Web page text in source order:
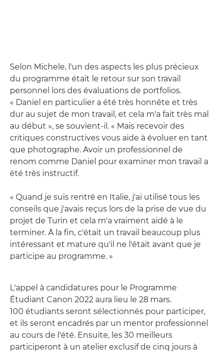
Selon Michele, l'un des aspects les plus précieux
du programme était le retour sur son travail
personnel lors des évaluations de portfolios.
« Daniel en particulier a été très honnête et très
dur au sujet de mon travail, et cela m'a fait très mal
au début », se souvient-il. « Mais recevoir des
critiques constructives vous aide à évoluer en tant
que photographe. Avoir un professionnel de
renom comme Daniel pour examiner mon travail a
été très instructif.
« Quand je suis rentré en Italie, j'ai utilisé tous les
conseils que j'avais reçus lors de la prise de vue du
projet de Turin et cela m'a vraiment aidé à le
terminer. À la fin, c'était un travail beaucoup plus
intéressant et mature qu'il ne l'était avant que je
participe au programme. »
L'appel à candidatures pour le Programme
Étudiant Canon 2022 aura lieu le 28 mars.
100 étudiants seront sélectionnés pour participer,
et ils seront encadrés par un mentor professionnel
au cours de l'été. Ensuite, les 30 meilleurs
participeront à un atelier exclusif de cinq jours à